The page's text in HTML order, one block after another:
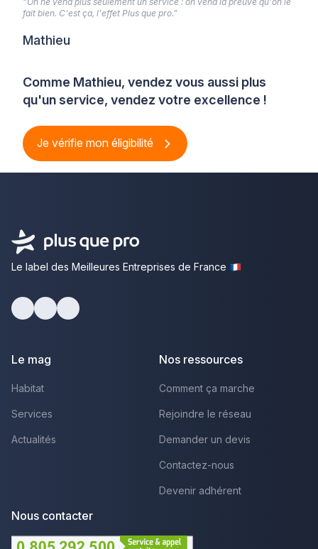
Comme Mathieu, vendez vous aussi plus
qu'un service, vendez votre excellence !
Je vérifie mon éligibilité
fait bien. C'est ça, l'effet Plus que pro.”
Mathieu
Le label des Meilleures Entreprises de France
Le mag
Habitat
Services
Actualités
Nos ressources
Comment ça marche
Rejoindre le réseau
Demander un devis
Contactez-nous
Devenir adhérent
Nous contacter